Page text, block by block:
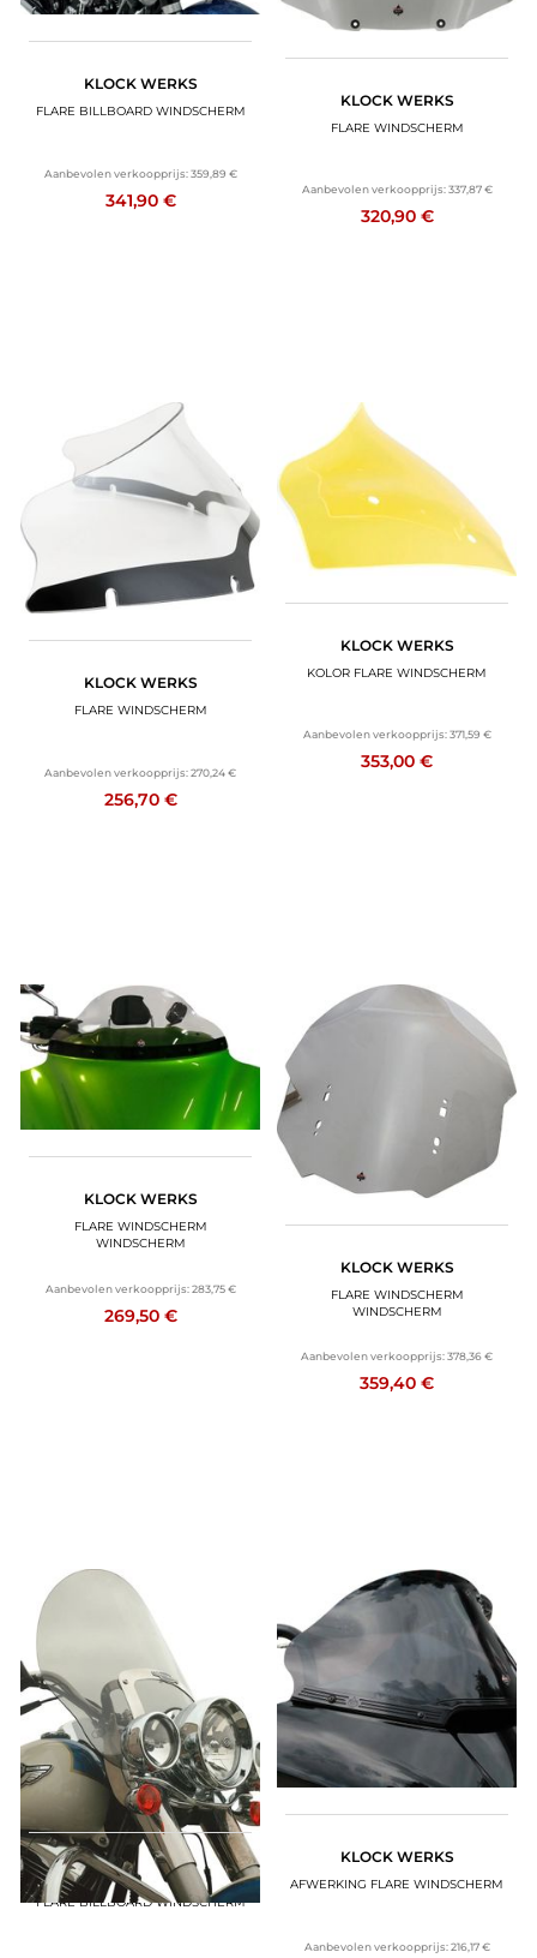
KLOCK WERKS
FLARE BILLBOARD WINDSCHERM
Aanbevolen verkoopprijs: 359,89 €
341,90 €
KLOCK WERKS
FLARE WINDSCHERM
Aanbevolen verkoopprijs: 337,87 €
320,90 €
KLOCK WERKS
FLARE WINDSCHERM
Aanbevolen verkoopprijs:270,24 €
256,70 €
KLOCK WERKS
KOLOR FLARE WINDSCHERM
Aanbevolen verkoopprijs: 371,59 €
353,00 €
KLOCK WERKS
FLARE WINDSCHERM
WINDSCHERM
Aanbevolen verkoopprijs: 283,75 €
269,50 €
KLOCK WERKS
FLARE WINDSCHERM
WINDSCHERM
Aanbevolen verkoopprijs:378,36 €
359,40 €
KLOCK WERKS
FLARE BILLBOARD WINDSCHERM
KLOCK WERKS
AFWERKING FLARE WINDSCHERM
Aanbevolen verkoopprijs: 216,17 €